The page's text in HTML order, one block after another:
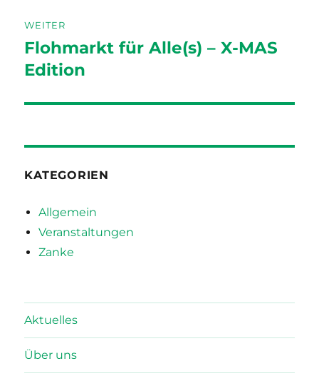
WEITER
Nächster
Beitrag:
Flohmarkt für Alle(s) – X-MAS
Edition
KATEGORIEN
Allgemein
Veranstaltungen
Zanke
Aktuelles
Über uns